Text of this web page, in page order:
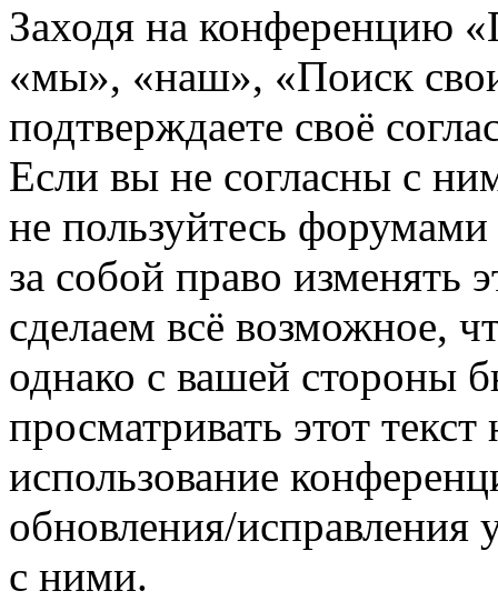
Заходя на конференцию
«мы», «наш», «Поиск
подтверждаете своё
Если вы не согласны с
не пользуйтесь
за собой право изменять
сделаем всё возможное,
однако с вашей стороны
просматривать этот
использование
обновления/исправления
с ними.